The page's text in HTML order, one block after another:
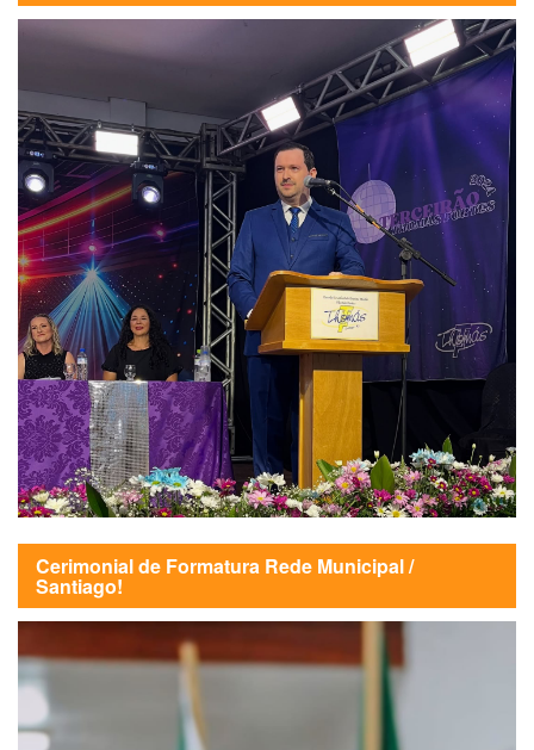
Cerimonial de Formatura Rede Municipal /
Santiago!